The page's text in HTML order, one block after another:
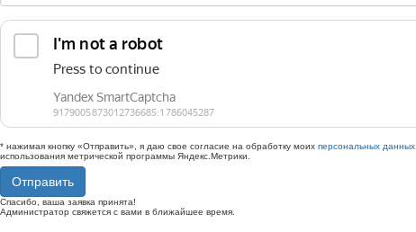
* нажимая кнопку «Отправить», я даю свое согласие на обработку моих персональных данных
использования метрической программы Яндекс.Метрики.
Отправить
Спасибо, ваша заявка принята!
Администратор свяжется с вами в ближайшее время.